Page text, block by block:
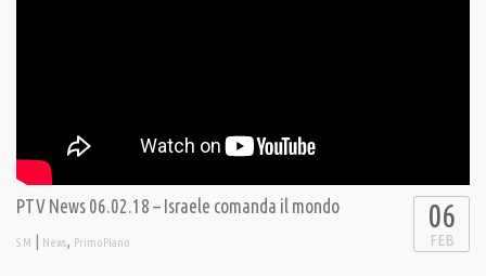
PTV News 06.02.18 – Israele comanda il mondo
S M | News, PrimoPiano
06
FEB